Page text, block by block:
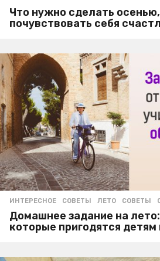
Что нужно сделать
почувствовать себя
ИНТЕРЕСНОЕ ,СОВЕТЫ ЛЕТО ,СОВЕТЫ ,
Домашнее задание на
которые пригодятся